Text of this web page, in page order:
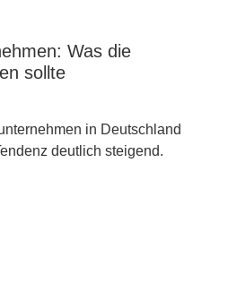
Was die
sollte
in Deutschland
deutlich steigend.